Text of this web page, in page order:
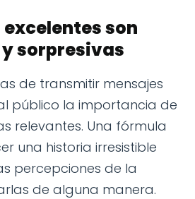
son
sorpresivas
de transmitir mensajes
público la importancia de
relevantes. Una fórmula
una historia irresistible
percepciones de la
de alguna manera.